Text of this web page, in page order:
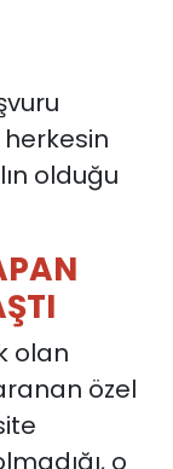
olduğu
olan
özel
o